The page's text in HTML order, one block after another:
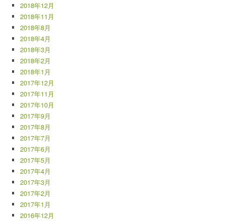
2018年12月
2018年11月
2018年8月
2018年4月
2018年3月
2018年2月
2018年1月
2017年12月
2017年11月
2017年10月
2017年9月
2017年8月
2017年7月
2017年6月
2017年5月
2017年4月
2017年3月
2017年2月
2017年1月
2016年12月